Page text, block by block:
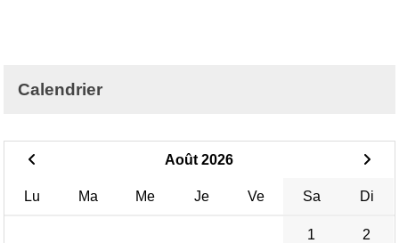
Calendrier
Août 2026
Lu Ma Me Je Ve Sa Di
1 2